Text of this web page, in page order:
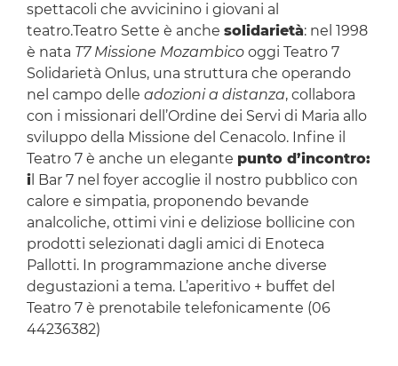
spettacoli che avvicinino i giovani al
teatro.Teatro Sette è anche solidarietà: nel 1998
è nata T7 Missione Mozambicooggi Teatro 7
Solidarietà Onlus, una struttura che operando
nel campo delle adozioni a distanza, collabora
con i missionari dell’Ordine dei Servi di Maria allo
sviluppo della Missione del Cenacolo. Infine il
Teatro 7 è anche un elegante punto d’incontro:
il Bar 7 nel foyer accoglie il nostro pubblico con
calore e simpatia, proponendo bevande
analcoliche, ottimi vini e deliziose bollicine con
prodotti selezionati dagli amici di Enoteca
Pallotti. In programmazione anche diverse
degustazioni a tema. L’aperitivo + buffet del
Teatro 7 è prenotabile telefonicamente (06
44236382)